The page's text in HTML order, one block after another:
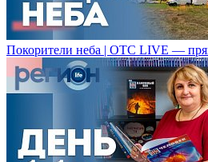
Покорители неба | ОТС LIVE —